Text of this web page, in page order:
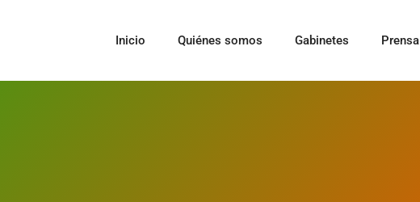
Inicio Quiénes somos Gabinetes Prensa